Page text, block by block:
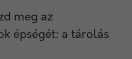
meg az
épségét: a tárolás